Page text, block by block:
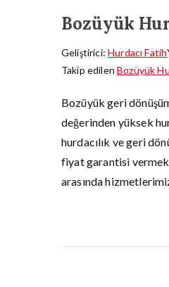
Bozüyük
Geliştirici:Hurdacı Fatih
Takip edilenBozüyük
Bozüyük geri
değerinden yüksek
hurdacılık ve geri
fiyat garantisi
arasında